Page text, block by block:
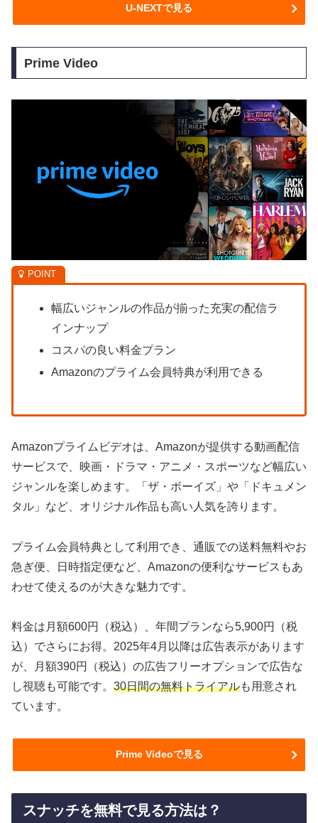
U-NEXTで見る
Prime Video
幅広いジャンルの作品が揃った充実の配信ラ
インナップ
コスパの良い料金プラン
Amazonのプライム会員特典が利用できる
Amazonプライムビデオは、Amazonが提供する動画配信
サービスで、映画・ドラマ・アニメ・スポーツなど幅広い
ジャンルを楽しめます。「ザ・ボーイズ」や「ドキュメン
タル」など、オリジナル作品も高い人気を誇ります。
プライム会員特典として利用でき、通販での送料無料やお
急ぎ便、日時指定便など、Amazonの便利なサービスもあ
わせて使えるのが大きな魅力です。
料金は月額600円（税込）、年間プランなら5,900円（税
込）でさらにお得。2025年4月以降は広告表示があります
が、月額390円（税込）の広告フリーオプションで広告な
し視聴も可能です。 30日間の無料トライアルも用意され
ています。
Prime Videoで見る
スナッチを無料で見る方法は？